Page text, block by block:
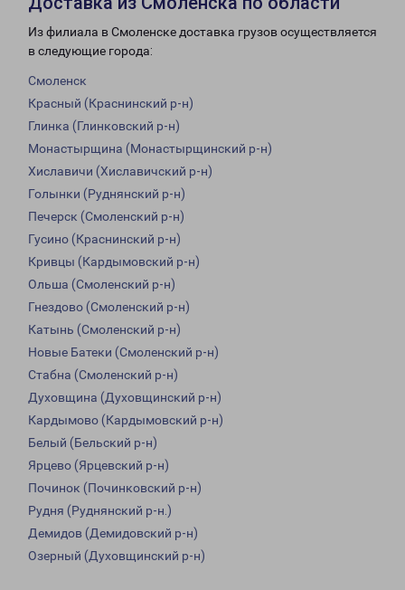
Из филиала в Смоленске доставка грузов осуществляется
в следующие города:
Смоленск
Красный (Краснинский р-н)
Глинка (Глинковский р-н)
Монастырщина (Монастырщинский р-н)
Хиславичи (Хиславичский р-н)
Голынки (Руднянский р-н)
Печерск (Смоленский р-н)
Гусино (Краснинский р-н)
Кривцы (Кардымовский р-н)
Ольша (Смоленский р-н)
Гнездово (Смоленский р-н)
Катынь (Смоленский р-н)
Новые Батеки (Смоленский р-н)
Стабна (Смоленский р-н)
Духовщина (Духовщинский р-н)
Кардымово (Кардымовский р-н)
Белый (Бельский р-н)
Ярцево (Ярцевский р-н)
Починок (Починковский р-н)
Рудня (Руднянский р-н.)
Демидов (Демидовский р-н)
Озерный (Духовщинский р-н)